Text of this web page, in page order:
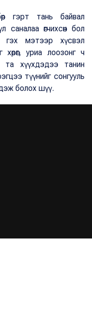
гэрт тань байвал
саналаа өгчихсөн бол
гэх мэтээр хүсвэл
уриа лоозонг ч
та хүүхдэдээ танин
түүнийг сонгууль
болох шүү.